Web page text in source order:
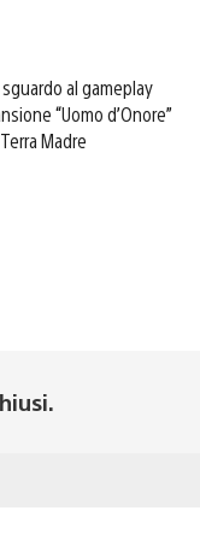
al gameplay
“Uomo d’Onore”
Madre